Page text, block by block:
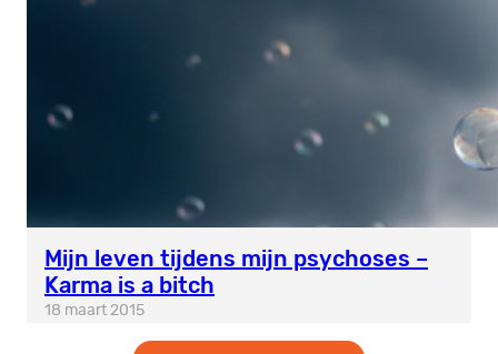
Mijn leven tijdens mijn psychoses –
Karma is a bitch
18 maart 2015